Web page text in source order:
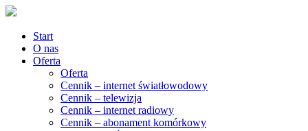
Start
O nas
Oferta
Oferta
Cennik – internet światłowodowy
Cennik – telewizja
Cennik – internet radiowy
Cennik – abonament komórkowy